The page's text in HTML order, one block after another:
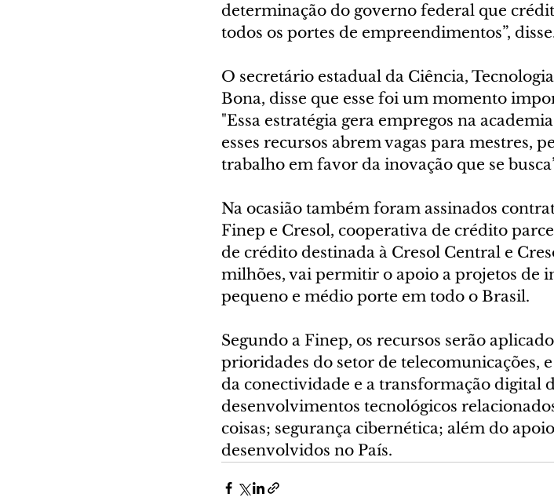
determinação do governo federal que
todos os portes de empreendimentos”,
O secretário estadual da Ciência,
Bona, disse que esse foi um momento
"Essa estratégia gera empregos na
esses recursos abrem vagas para mestres,
trabalho em favor da inovação que se
Na ocasião também foram assinados
Finep e Cresol, cooperativa de crédito
de crédito destinada à Cresol Central e
milhões, vai permitir o apoio a projetos de
pequeno e médio porte em todo o Brasil.
Segundo a Finep, os recursos serão
prioridades do setor de telecomunicações,
da conectividade e a transformação digital
desenvolvimentos tecnológicos
coisas; segurança cibernética; além do
desenvolvidos no País.